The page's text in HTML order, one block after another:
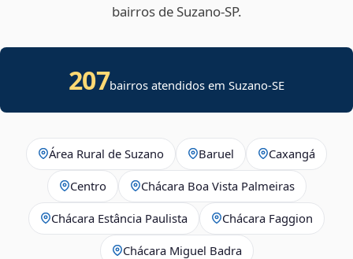
bairros de Suzano‑SP.
207bairros atendidos emSuzano-SE
Área Rural de Suzano Baruel Caxangá
Centro Chácara Boa Vista Palmeiras
Chácara Estância Paulista Chácara Faggion
Chácara Miguel Badra